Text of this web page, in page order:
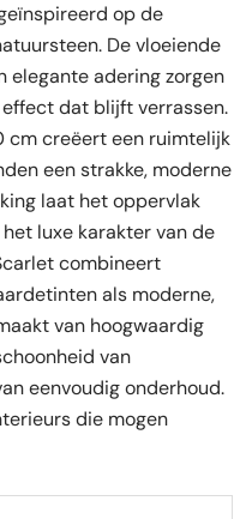
op de
De vloeiende
elegante adering zorgen
dat blijft verrassen.
cm creëert een ruimtelijk
een strakke, moderne
laat het oppervlak
luxe karakter van de
combineert
als moderne,
van hoogwaardig
van
eenvoudig onderhoud.
die mogen